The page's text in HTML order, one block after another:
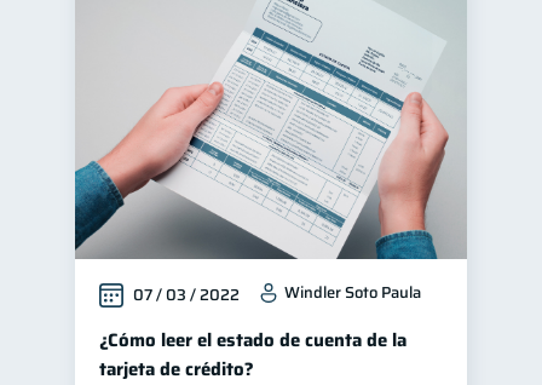
07 / 03 / 2022 Windler Soto Paula
¿Cómo leer el estado de cuenta de la
tarjeta de crédito?